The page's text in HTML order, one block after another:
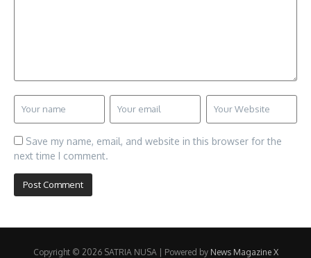
Save my name, email, and website in this browser for the
next time I comment.
Copyright © 2026 SATRIA NUSA | Powered by News Magazine X